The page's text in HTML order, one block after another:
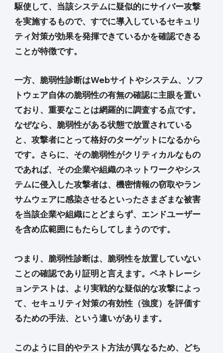
駆使して、当該システムに疑似的にサイバー攻撃
を実施するもので、すでに導入しているセキュリ
ティ対策が効果を発揮できているかを確認できる
ことが特徴です。
一方、脆弱性診断はWebサイトやシステム、ソフ
トウェア自体の脆弱性の有無の確認に主眼を置い
ており、重要なことは網羅的に調査する点です。
なぜなら、脆弱性がある状態で放置されている
と、攻撃者にとって格好のターゲットになるから
です。さらに、その脆弱性がクリティカルなもの
であれば、その企業や組織のネットワークやシス
テムに侵入した攻撃者は、機密情報の窃取やラン
サムウェアに感染させるといったさまざまな被害
を当該企業や組織にとどまらず、エンドユーザー
を含め広範囲にもたらしてしまうのです。
つまり、脆弱性診断は、脆弱性を放置していない
ことの確認であり証明と言えます。ペネトレーシ
ョンテストは、より実戦的な疑似的な攻撃によっ
て、セキュリティ対策の有効性（強度）を評価す
るための手法、という違いがあります。
このように目的やテスト方法が異なるため、どち